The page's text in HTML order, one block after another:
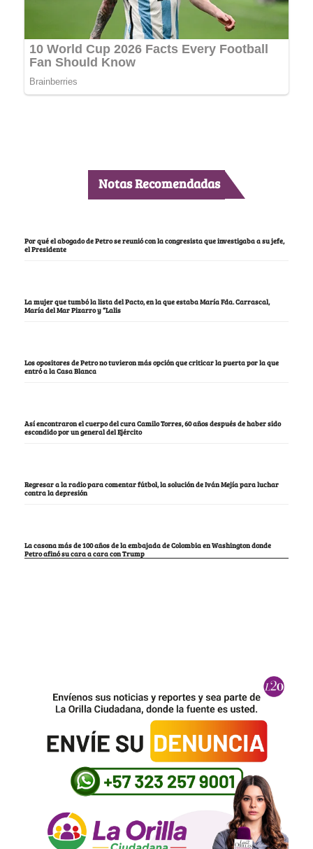
Notas Recomendadas
Por qué el abogado de Petro se reunió con la congresista que investigaba a su jefe,
el Presidente
La mujer que tumbó la lista del Pacto, en la que estaba María Fda. Carrascal,
María del Mar Pizarro y “Lalis
Los opositores de Petro no tuvieron más opción que criticar la puerta por la que
entró a la Casa Blanca
Así encontraron el cuerpo del cura Camilo Torres, 60 años después de haber sido
escondido por un general del Ejército
Regresar a la radio para comentar fútbol, la solución de Iván Mejía para luchar
contra la depresión
La casona más de 100 años de la embajada de Colombia en Washington donde
Petro afinó su cara a cara con Trump